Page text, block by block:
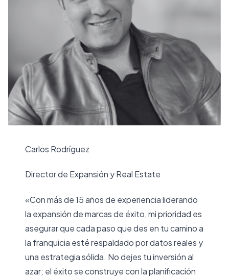
Carlos Rodríguez
Director de Expansión y Real Estate
«Con más de 15 años de experiencia liderando
la expansión de marcas de éxito, mi prioridad es
asegurar que cada paso que des en tu camino a
la franquicia esté respaldado por datos reales y
una estrategia sólida. No dejes tu inversión al
azar; el éxito se construye con la planificación